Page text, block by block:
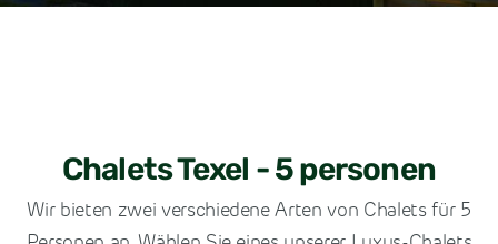
Chalets Texel - 5 personen
Wir bieten zwei verschiedene Arten von Chalets für 5